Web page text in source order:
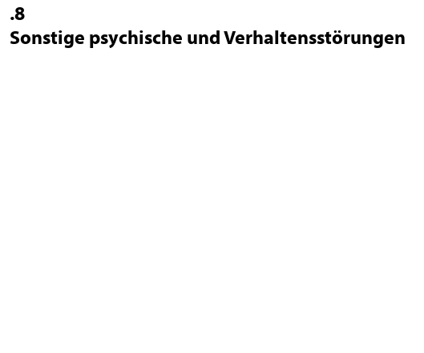
.8
Sonstige psychische und Verhaltensstörungen